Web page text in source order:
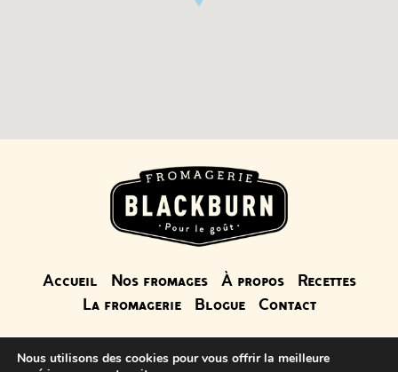
Accueil Nos fromages À propos
Recettes
La fromagerie
Blogue Contact
Nous utilisons des cookies pour vous offrir la meilleure